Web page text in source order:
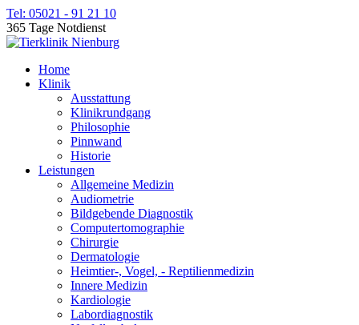
Tel: 05021 - 91 21 10
365 Tage Notdienst
Home
Klinik
Ausstattung
Klinikrundgang
Philosophie
Pinnwand
Historie
Leistungen
Allgemeine Medizin
Audiometrie
Bildgebende Diagnostik
Computertomographie
Chirurgie
Dermatologie
Heimtier-, Vogel, - Reptilienmedizin
Innere Medizin
Kardiologie
Labordiagnostik